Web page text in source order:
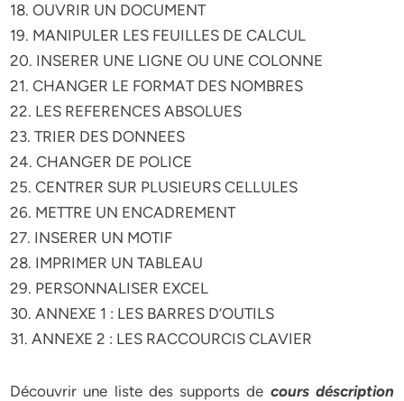
18. OUVRIR UN DOCUMENT
19. MANIPULER LES FEUILLES DE CALCUL
20. INSERER UNE LIGNE OU UNE COLONNE
21. CHANGER LE FORMAT DES NOMBRES
22. LES REFERENCES ABSOLUES
23. TRIER DES DONNEES
24. CHANGER DE POLICE
25. CENTRER SUR PLUSIEURS CELLULES
26. METTRE UN ENCADREMENT
27. INSERER UN MOTIF
28. IMPRIMER UN TABLEAU
29. PERSONNALISER EXCEL
30. ANNEXE 1 : LES BARRES D’OUTILS
31. ANNEXE 2 : LES RACCOURCIS CLAVIER
Découvrir une liste des supports de cours déscription